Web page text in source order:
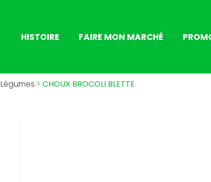
HISTOIRE FAIRE MON MARCHÉ
Légumes > CHOUX BROCOLI BLETTE